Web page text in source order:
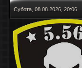
Субота, 08.08.2026, 20:06